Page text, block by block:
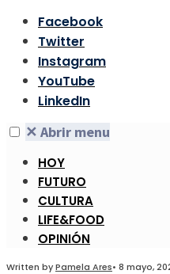
Facebook
Twitter
Instagram
YouTube
LinkedIn
✕ Abrir menu
HOY
FUTURO
CULTURA
LIFE&FOOD
OPINIÓN
Written byPamela Ares• 8 mayo,